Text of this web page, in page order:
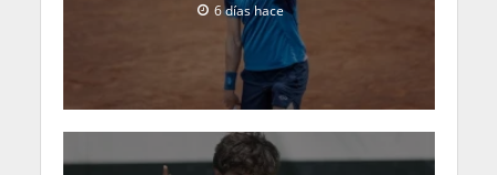
6 días hace